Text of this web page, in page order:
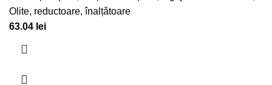
Olite, reductoare, înalțǎtoare
63.04 lei